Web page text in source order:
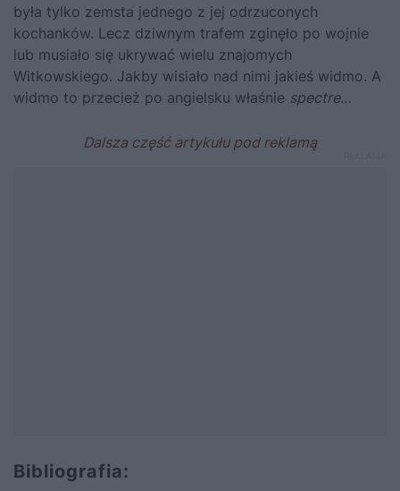
była tylko zemsta jednego z jej odrzuconych
kochanków. Lecz dziwnym trafem zginęło po wojnie
lub musiało się ukrywać wielu znajomych
Witkowskiego. Jakby wisiało nad nimi jakieś widmo. A
widmo to przecież po angielsku właśnie spectre…
Bibliografia: